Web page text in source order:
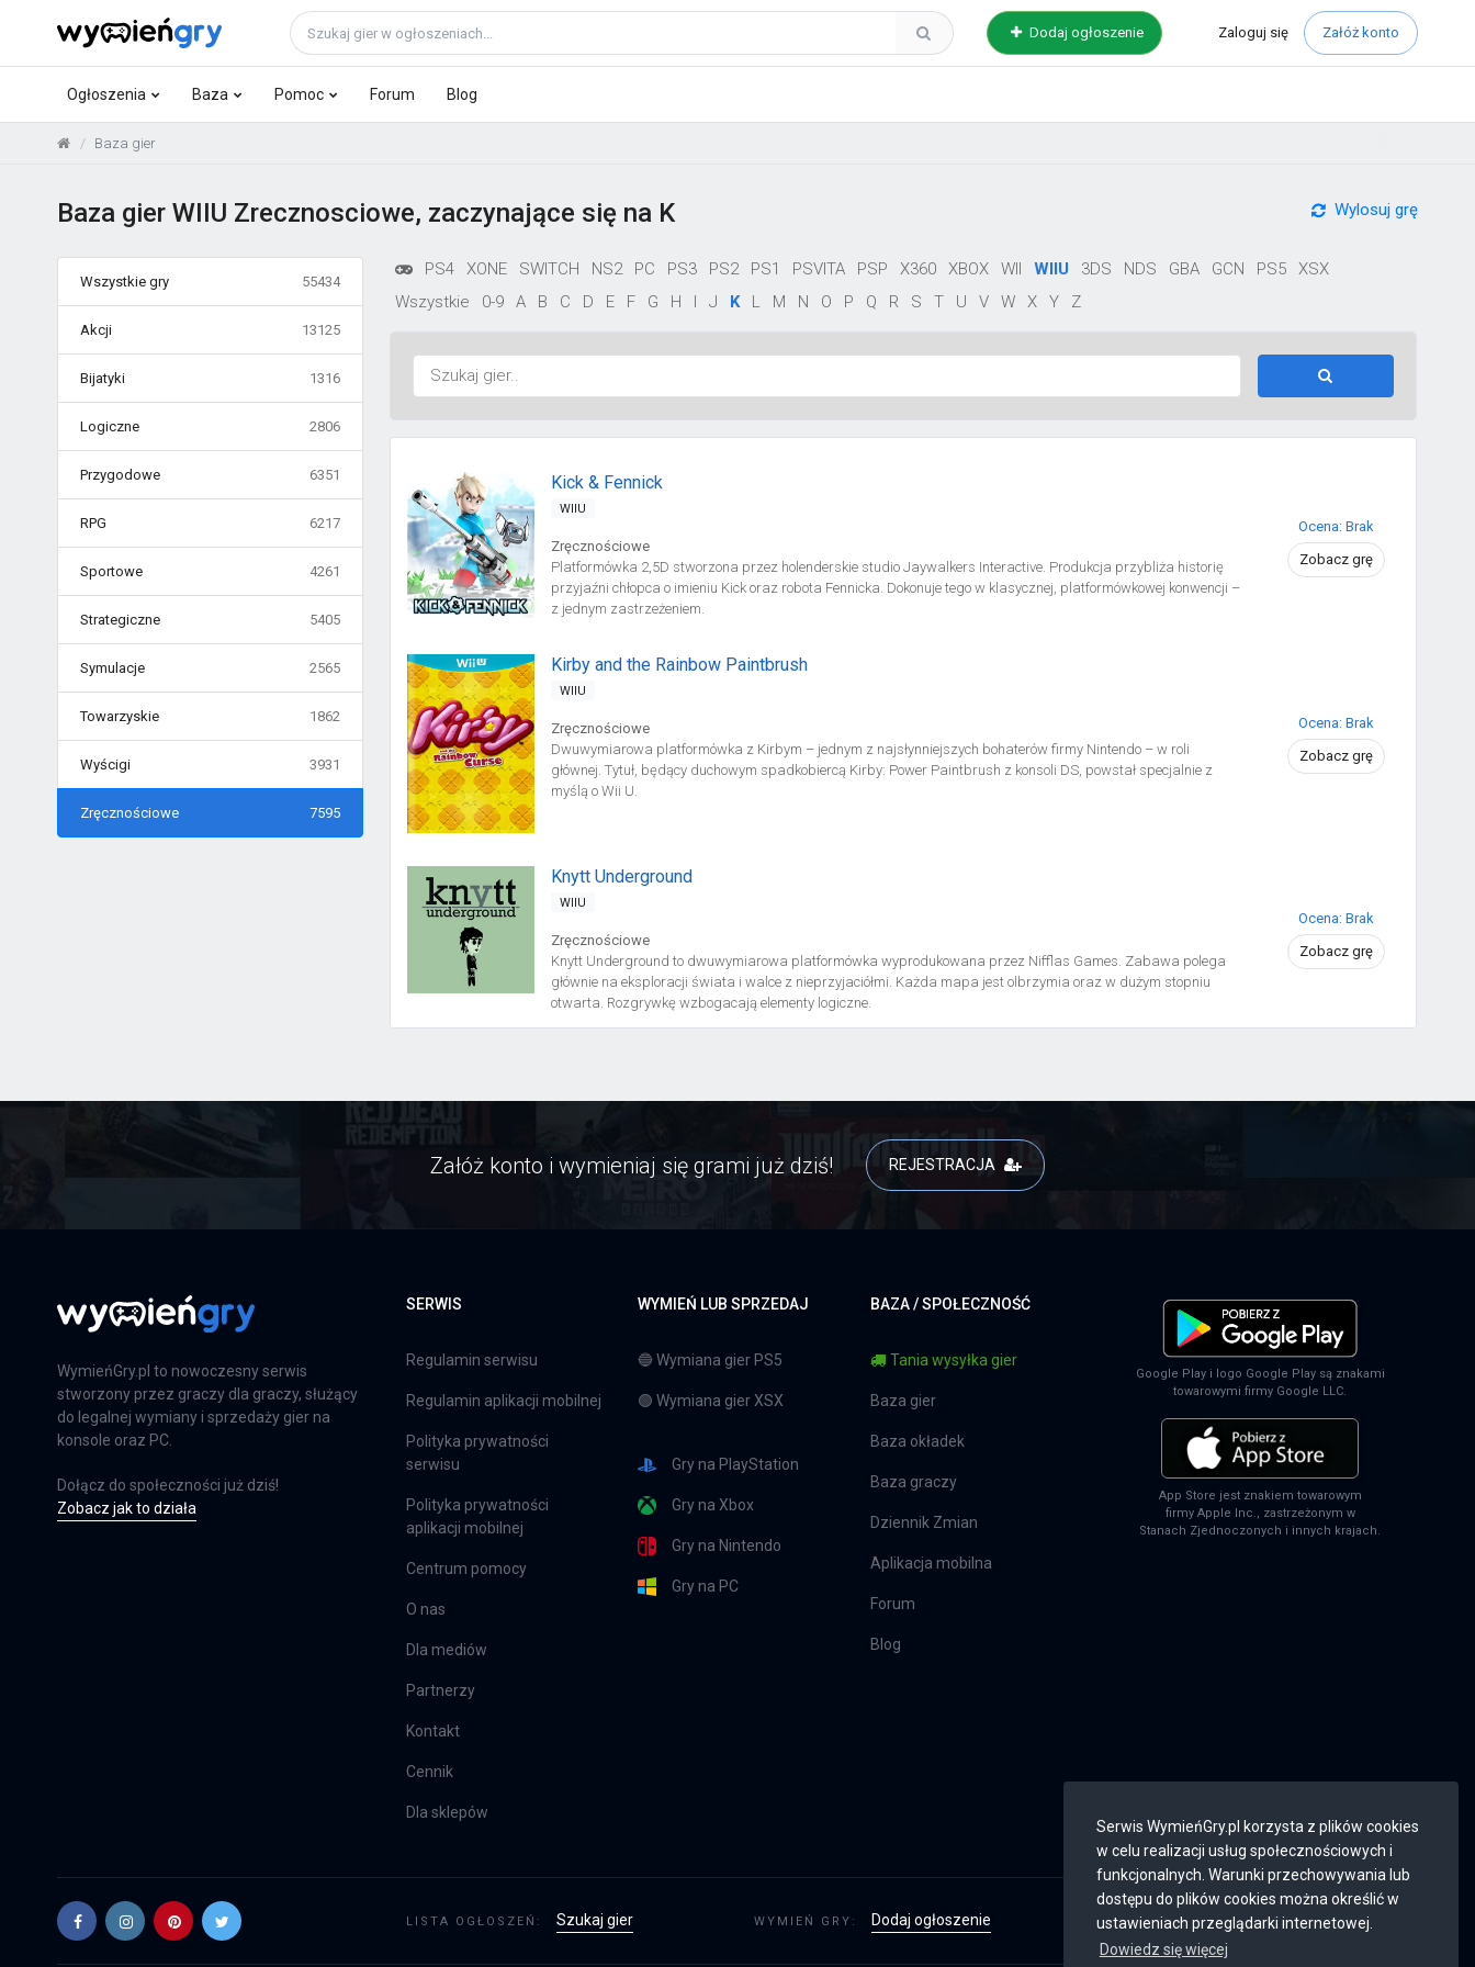
Serwis WymieńGry.pl korzysta z plików cookies
w celu realizacji usług społecznościowych i
funkcjonalnych. Warunki przechowywania lub
dostępu do plików cookies można określić w
ustawieniach przeglądarki internetowej.
Dowiedz się więcej
Dodaj ogłoszenie Zaloguj się Załóż konto
Ogłoszenia Baza Pomoc Forum Blog
Baza gier
Baza gier WIIU Zrecznosciowe, zaczynające się na K Wylosuj grę
Wszystkie gry 55434
Akcji 13125
Bijatyki 1316
Logiczne 2806
Przygodowe 6351
RPG 6217
Sportowe 4261
Strategiczne 5405
Symulacje 2565
Towarzyskie 1862
Wyścigi 3931
Zręcznościowe 7595
PS4 XONE SWITCH NS2 PC PS3 PS2 PS1 PSVITA PSP X360 XBOX WII WIIU 3DS NDS GBA GCN PS5
XSX
Wszystkie
0-9 A B C D E F G H I J K L M N O P Q R S T U V W X Y Z
Kick & Fennick
WIIU
Zręcznościowe
Platformówka 2,5D stworzona przez holenderskie studio Jaywalkers Interactive. Produkcja przybliża historię
przyjaźni chłopca o imieniu Kick oraz robota Fennicka. Dokonuje tego w klasycznej, platformówkowej konwencji –
z jednym zastrzeżeniem.
Ocena: Brak
Zobacz grę
Kirby and the Rainbow Paintbrush
WIIU
Zręcznościowe
Dwuwymiarowa platformówka z Kirbym – jednym z najsłynniejszych bohaterów firmy Nintendo – w roli
głównej. Tytuł, będący duchowym spadkobiercą Kirby: Power Paintbrush z konsoli DS, powstał specjalnie z
myślą o Wii U.
Ocena: Brak
Zobacz grę
Knytt Underground
WIIU
Zręcznościowe
Knytt Underground to dwuwymiarowa platformówka wyprodukowana przez Nifflas Games. Zabawa polega
głównie na eksploracji świata i walce z nieprzyjaciółmi. Każda mapa jest olbrzymia oraz w dużym stopniu
otwarta. Rozgrywkę wzbogacają elementy logiczne.
Ocena: Brak
Zobacz grę
Załóż konto i wymieniaj się grami już dziś! REJESTRACJA
WymieńGry.pl to nowoczesny serwis
stworzony przez graczy dla graczy, służący
do legalnej wymiany i sprzedaży gier na
konsole oraz PC.
Dołącz do społeczności już dziś!
Zobacz jak to działa
SERWIS
Regulamin serwisu
Regulamin aplikacji mobilnej
Polityka prywatności
serwisu
Polityka prywatności
aplikacji mobilnej
Centrum pomocy
O nas
Dla mediów
Partnerzy
Kontakt
Cennik
Dla sklepów
WYMIEŃ LUB SPRZEDAJ
🔵 Wymiana gier PS5
🟢 Wymiana gier XSX
Gry na PlayStation
Gry na Xbox
Gry na Nintendo
Gry na PC
BAZA / SPOŁECZNOŚĆ
Tania wysyłka gier
Baza gier
Baza okładek
Baza graczy
Dziennik Zmian
Aplikacja mobilna
Forum
Blog
Google Play i logo Google Play są znakami
towarowymi firmy Google LLC.
App Store jest znakiem towarowym
firmy Apple Inc., zastrzeżonym w
Stanach Zjednoczonych i innych krajach.
LISTA OGŁOSZEŃ: Szukaj gier WYMIEŃ GRY: Dodaj ogłoszenie BE AWESOME: Weryfikacja konta